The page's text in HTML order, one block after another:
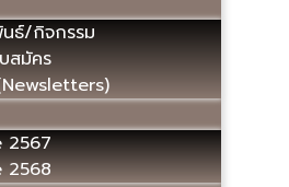
นธ์/กิจกรรม
สมัคร
2567
2568